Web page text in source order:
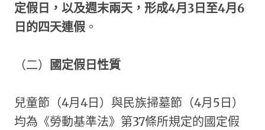
定假日，以及週末兩天，形成4月3日至4月6
日的四天連假 。
（二） 國定假日性質
兒童節（4月4日）與民族掃墓節（4月5日）
均為《勞動基準法》第37條所規定的國定假